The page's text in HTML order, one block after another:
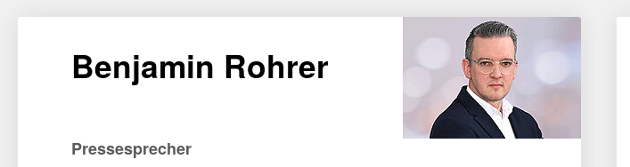
Benjamin Rohrer
Pressesprecher